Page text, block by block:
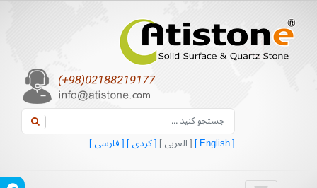
[ English ] [ العربی ][ کردی ][ فارسی ]